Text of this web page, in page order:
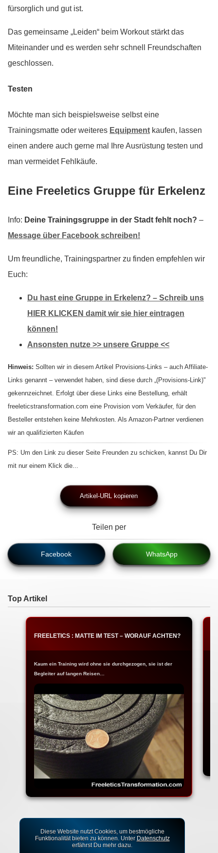
fürsorglich und gut ist.
Das gemeinsame „Leiden“ beim Workout stärkt das
Miteinander und es werden sehr schnell Freundschaften
geschlossen.
Testen
Möchte man sich beispielsweise selbst eine
Trainingsmatte oder weiteres Equipment kaufen, lassen
einen andere auch gerne mal Ihre Ausrüstung testen und
man vermeidet Fehlkäufe.
Eine Freeletics Gruppe für Erkelenz
Info: Deine Trainingsgruppe in der Stadt fehlt noch? –
Message über Facebook schreiben!
Um freundliche, Trainingspartner zu finden empfehlen wir
Euch:
Du hast eine Gruppe in Erkelenz? – Schreib uns
HIER KLICKEN damit wir sie hier eintragen
können!
Ansonsten nutze >> unsere Gruppe <<
Hinweis: Sollten wir in diesem Artikel Provisions-Links – auch Affiliate-
Links genannt – verwendet haben, sind diese durch „(Provisions-Link)"
gekennzeichnet. Erfolgt über diese Links eine Bestellung, erhält
freeleticstransformation.com eine Provision vom Verkäufer, für den
Besteller entstehen keine Mehrkosten. Als Amazon-Partner verdienen
wir an qualifizierten Käufen
PS: Um den Link zu dieser Seite Freunden zu schicken, kannst Du Dir
mit nur einem Klick die...
Artikel-URL kopieren
Teilen per
Facebook WhatsApp
Top Artikel
FREELETICS : MATTE IM TEST – WORAUF ACHTEN?
Kaum ein Training wird ohne sie durchgezogen, sie ist der
Begleiter auf langen Reisen…
Diese Website nutzt Cookies, um bestmögliche
Funktionalität bieten zu können. Unter Datenschutz
erfährst Du mehr dazu.